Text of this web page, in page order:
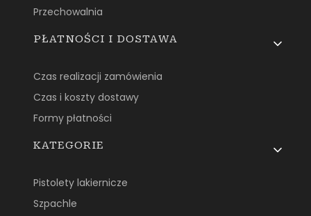
Przechowalnia
PŁATNOŚCI I DOSTAWA
Czas realizacji zamówienia
Czas i koszty dostawy
Formy płatności
KATEGORIE
Pistolety lakiernicze
Szpachle